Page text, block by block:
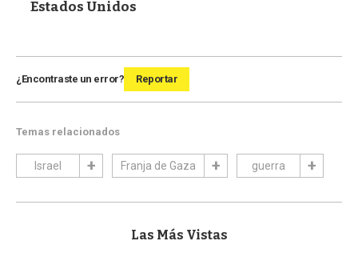
Estados Unidos
¿Encontraste un error? Reportar
Temas relacionados
Israel Franja de Gaza guerra
Las Más Vistas